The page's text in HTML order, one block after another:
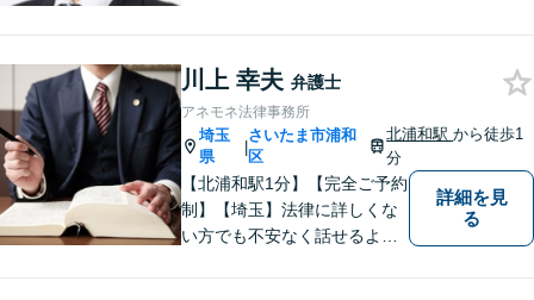
力いたします。お気軽にご相
談ください！
川上 幸夫 弁護士
アネモネ法律事務所
埼玉
県
|
さいたま市浦和
区
北浦和駅から徒歩1
分
【北浦和駅1分】【完全ご予約
制】【埼玉】法律に詳しくな
い方でも不安なく話せるよ
詳細を見
る